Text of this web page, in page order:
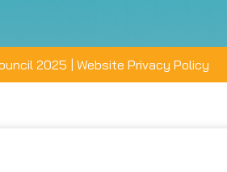
2025 | Website Privacy Policy
ตัวได้